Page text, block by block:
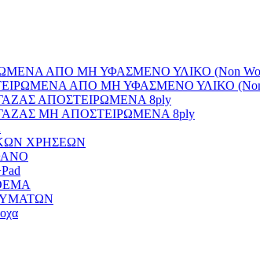
ΑΠΟ ΜΗ ΥΦΑΣΜΕΝΟ ΥΛΙΚΟ (Non
ΑΠΟ ΜΗ ΥΦΑΣΜΕΝΟ ΥΛΙΚΟ (Non
ΑΠΟΣΤΕΙΡΩΜΕΝΑ 8ply
ΜΗ ΑΠΟΣΤΕΙΡΩΜΕΝΑ 8ply
ΧΡΗΣΕΩΝ